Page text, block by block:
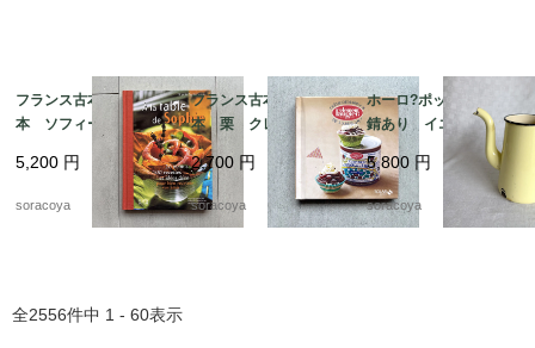
フランス古本 レシピ
本 ソフィーのお料理
本 100レシピ 12ps
eh17-1
5,200 円
soracoya
フランス古本 レシピ
本 栗 クレマン・フ
ォジェ マロンクリー
ム 12pseg20-2
2,700 円
soracoya
ホーロ?ポット 蓋なし
錆あり イエロー ア
ウトドア 水差し 花
瓶 ガーデニング 12
kwdy4
5,800 円
soracoya
全2556件中 1 - 60表示